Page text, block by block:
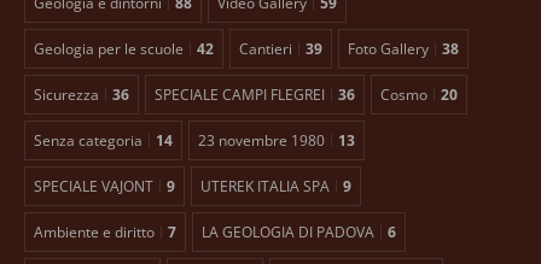
Geologia per le scuole 42 Cantieri 39 Foto Gallery 38
Sicurezza 36 SPECIALE CAMPI FLEGREI 36 Cosmo 20
Senza categoria 14 23 novembre 1980 13
SPECIALE VAJONT 9 UTEREK ITALIA SPA 9
Ambiente e diritto 7 LA GEOLOGIA DI PADOVA 6